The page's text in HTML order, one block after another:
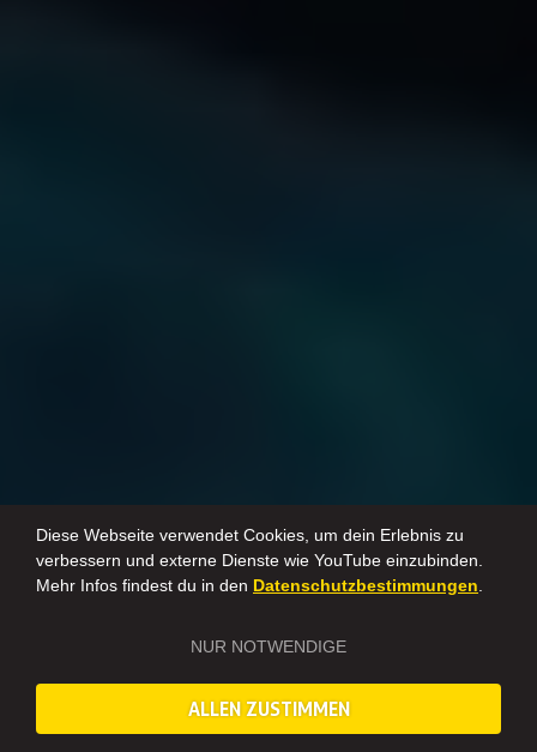
Diese Webseite verwendet Cookies, um dein Erlebnis zu
verbessern und externe Dienste wie YouTube einzubinden.
Mehr Infos findest du in den Datenschutzbestimmungen.
NUR NOTWENDIGE
ALLEN ZUSTIMMEN